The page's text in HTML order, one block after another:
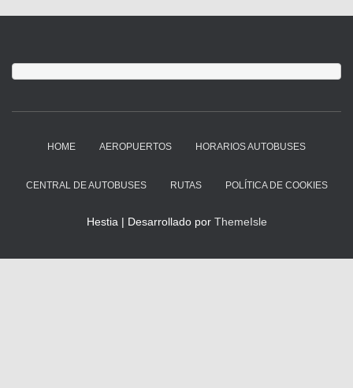
HOME AEROPUERTOS HORARIOS AUTOBUSES
CENTRAL DE AUTOBUSES RUTAS POLÍTICA DE COOKIES
Hestia | Desarrollado por ThemeIsle